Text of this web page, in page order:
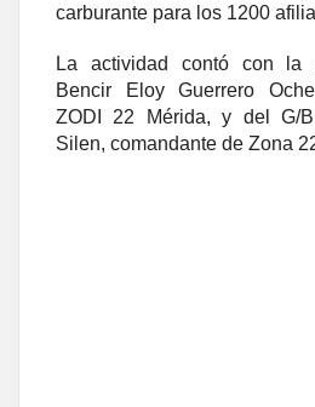
carburante para los 1200
La actividad contó con la
Bencir Eloy Guerrero
ZODI 22 Mérida, y del G/
Silen, comandante de Zona